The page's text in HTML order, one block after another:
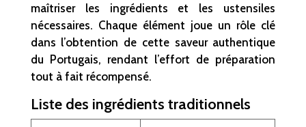
maîtriser les ingrédients et les ustensiles
nécessaires. Chaque élément joue un rôle clé
dans l’obtention de cette saveur authentique
du Portugais, rendant l’effort de préparation
tout à fait récompensé.
Liste des ingrédients traditionnels